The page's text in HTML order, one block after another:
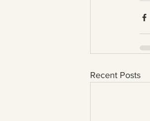
Recent Posts